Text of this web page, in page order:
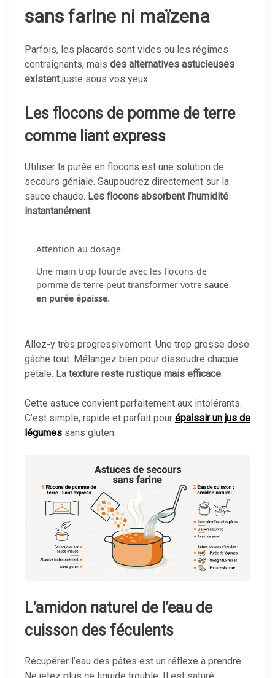
sans farine ni maïzena
Parfois, les placards sont vides ou les régimes
contraignants, mais des alternatives astucieuses
existentjuste sous vos yeux.
Les flocons de pomme de terre
comme liant express
Utiliser la purée en flocons est une solution de
secours géniale. Saupoudrez directement sur la
sauce chaude. Les flocons absorbent l’humidité
instantanément.
Attention au dosage
Une main trop lourde avec les flocons de
pomme de terre peut transformer votre sauce
en purée épaisse.
Allez-y très progressivement. Une trop grosse dose
gâche tout. Mélangez bien pour dissoudre chaque
pétale. La texture reste rustique mais efficace.
Cette astuce convient parfaitement aux intolérants.
C’est simple, rapide et parfait pour épaissir un jus de
légumes sans gluten.
L’amidon naturel de l’eau de
cuisson des féculents
Récupérer l’eau des pâtes est un réflexe à prendre.